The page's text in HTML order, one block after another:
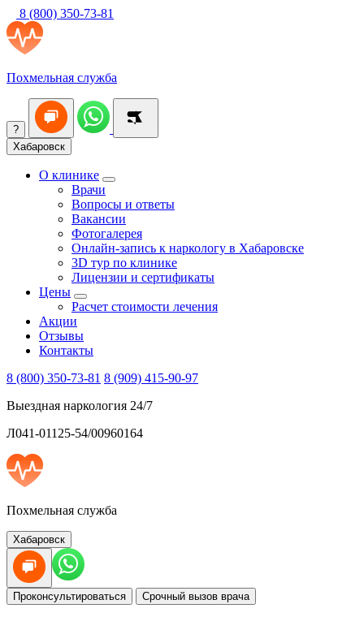
8 (800) 350-73-81
Похмельная служба
?
Хабаровск
О клинике
Врачи
Вопросы и ответы
Вакансии
Фотогалерея
Онлайн-запись к наркологу в Хабаровске
3D тур по клинике
Лицензии и сертификаты
Цены
Расчет стоимости лечения
Акции
Отзывы
Контакты
8 (800) 350-73-81 8 (909) 415-90-97
Выездная наркология 24/7
Л041-01125-54/00960164
Похмельная служба
Хабаровск
Проконсультироваться Срочный вызов врача